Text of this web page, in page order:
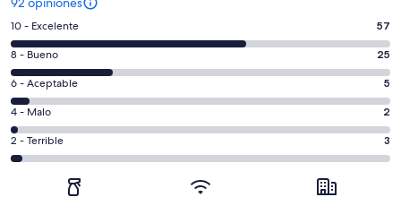
Puntuación
de
10,
es
decir,
Excelente.
Basada
en
10 - Excelente 57
Puntuación
de
8,
es
decir,
Bueno.
8 - Bueno 25
Puntuación
de
6,
es
decir,
Aceptable.
6 - Aceptable 5
Puntuación
de
4,
4 - Malo 2
Puntuación
de
2 - Terrible 3